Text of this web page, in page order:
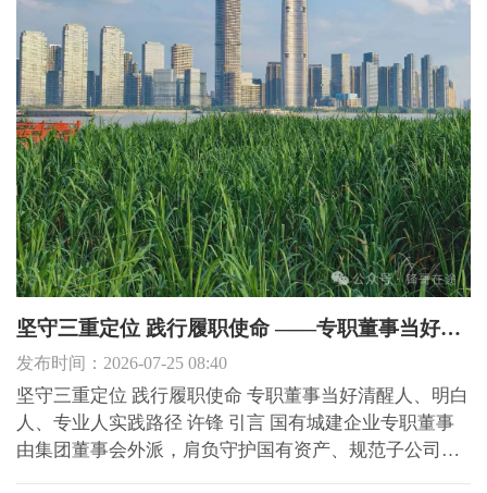
坚守三重定位 践行履职使命 ——专职董事当好清醒人、明白人、专业人实践路径
发布时间：2026-07-25 08:40
坚守三重定位 践行履职使命 专职董事当好清醒人、明白
人、专业人实践路径 许锋 引言 国有城建企业专职董事
由集团董事会外派，肩负守护国有资产、规范子公司决